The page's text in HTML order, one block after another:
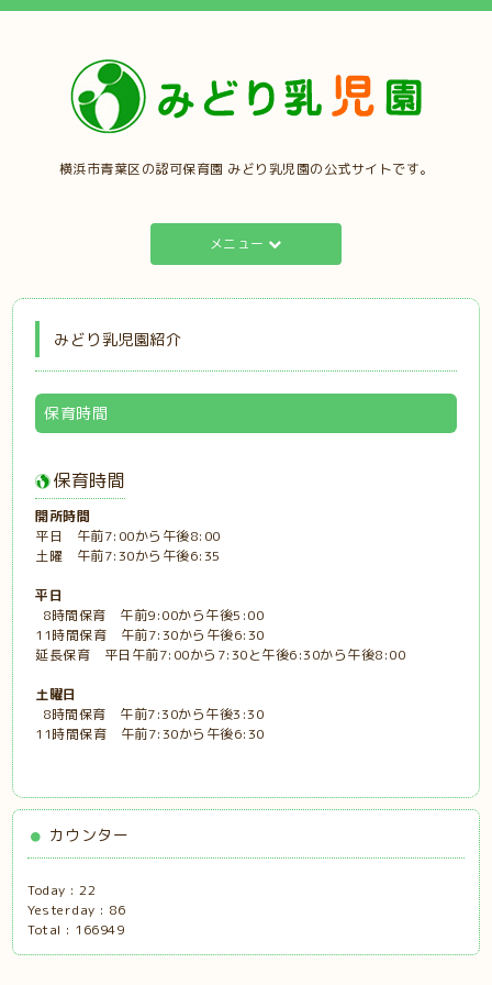
横浜市青葉区の認可保育園 みどり乳児園の公式サイトです。
メニュー
みどり乳児園紹介
保育時間
保育時間
開所時間
平日 午前7:00から午後8:00
土曜 午前7:30から午後6:35
平日
8時間保育 午前9:00から午後5:00
11時間保育 午前7:30から午後6:30
延長保育 平日午前7:00から7:30と午後6:30から午後8:00
土曜日
8時間保育 午前7:30から午後3:30
11時間保育 午前7:30から午後6:30
カウンター
Today :22
Yesterday : 86
Total : 166949